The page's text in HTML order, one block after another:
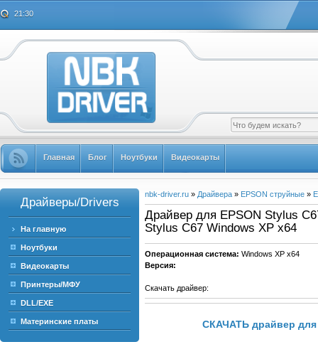
21:30
Главная Блог Ноутбуки Видеокарты
Драйверы/Drivers
На главную
Ноутбуки
Видеокарты
Принтеры/МФУ
DLL/EXE
Материнские платы
nbk-driver.ru » Драйвера » EPSON струйные »
Драйвер для EPSON Stylus
Stylus C67 Windows XP x64
Операционная система: Windows XP x64
Версия:
Скачать драйвер:
СКАЧАТЬ драйвер для